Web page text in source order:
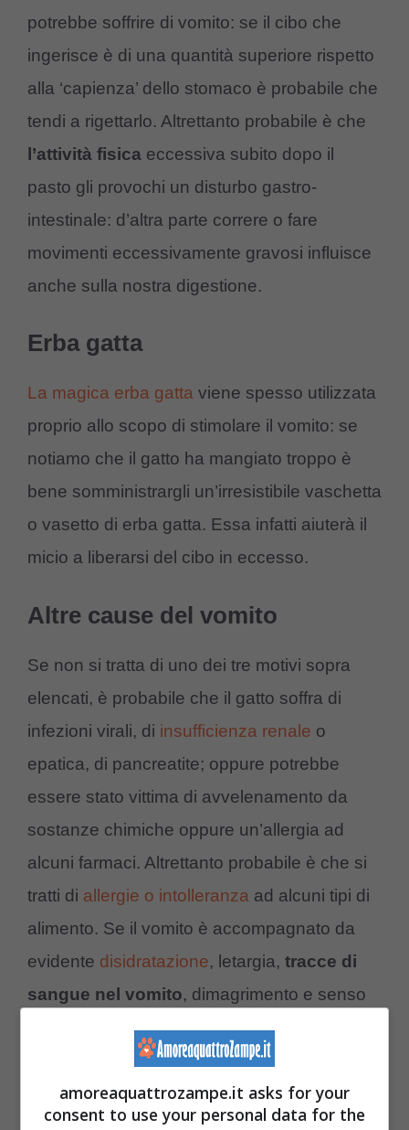
potrebbe soffrire di vomito: se il cibo che
ingerisce è di una quantità superiore rispetto
alla ‘capienza’ dello stomaco è probabile che
tendi a rigettarlo. Altrettanto probabile è che
l’attività fisica eccessiva subito dopo il
pasto gli provochi un disturbo gastro-
intestinale: d’altra parte correre o fare
movimenti eccessivamente gravosi influisce
anche sulla nostra digestione.
Erba gatta
La magica erba gatta viene spesso utilizzata
proprio allo scopo di stimolare il vomito: se
notiamo che il gatto ha mangiato troppo è
bene somministrargli un’irresistibile vaschetta
o vasetto di erba gatta. Essa infatti aiuterà il
micio a liberarsi del cibo in eccesso.
Altre cause del vomito
Se non si tratta di uno dei tre motivi sopra
elencati, è probabile che il gatto soffra di
infezioni virali, di insufficienza renale o
epatica, di pancreatite; oppure potrebbe
essere stato vittima di avvelenamento da
sostanze chimiche oppure un’allergia ad
alcuni farmaci. Altrettanto probabile è che si
tratti di allergie o intolleranza ad alcuni tipi di
alimento. Se il vomito è accompagnato da
evidente disidratazione, letargia, tracce di
sangue nel vomito, dimagrimento e senso
di spossatezza generale è bene chiamare in
causa l’esperto.
Vomito del gatto: i
amoreaquattrozampe.it asks for your
consent to use your personal data for the